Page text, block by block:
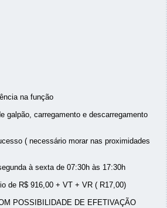
na função
galpão, carregamento e descarregamento
( necessário morar nas proximidades
à sexta de 07:30h às 17:30h
de R$ 916,00 + VT + VR ( R17,00)
POSSIBILIDADE DE EFETIVAÇÃO